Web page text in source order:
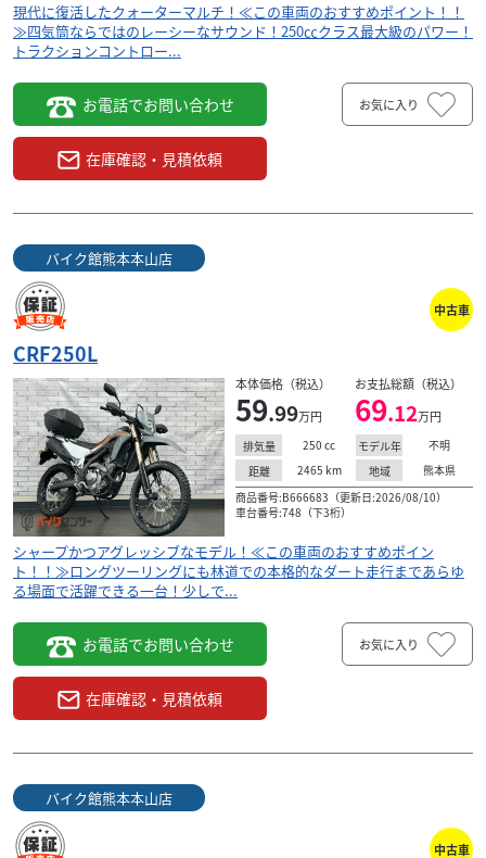
現代に復活したクォーターマルチ！≪この車両のおすすめポイント！！
≫四気筒ならではのレーシーなサウンド！250㏄クラス最大級のパワー！
トラクションコントロー...
お電話でお問い合わせ
在庫確認・見積依頼
お気に入り
バイク館熊本本山店
中古車
CRF250L
本体価格（税込）
59.99万円
お支払総額（税込）
69.12万円
排気量 250 cc モデル年
不明
距離
2465 km 地域
熊本県
商品番号:B666683（更新日:2026/08/10）
車台番号:748（下3桁）
シャープかつアグレッシブなモデル！≪この車両のおすすめポイン
ト！！≫ロングツーリングにも林道での本格的なダート走行まであらゆ
る場面で活躍できる一台！少しで...
お電話でお問い合わせ
在庫確認・見積依頼
お気に入り
バイク館熊本本山店
中古車